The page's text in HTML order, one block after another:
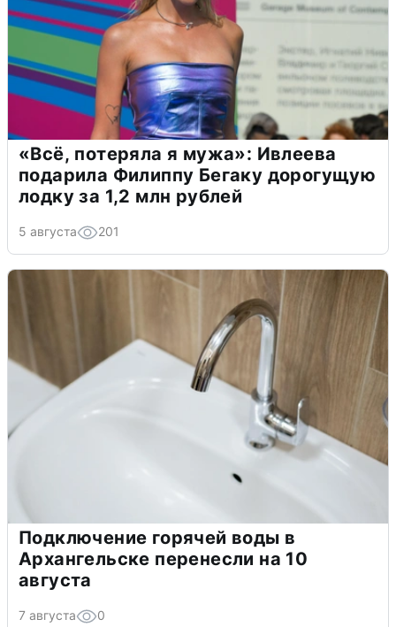
«Всё, потеряла я мужа»: Ивлеева
подарила Филиппу Бегаку дорогущую
лодку за 1,2 млн рублей
5 августа 201
Подключение горячей воды в
Архангельске перенесли на 10
августа
7 августа 0